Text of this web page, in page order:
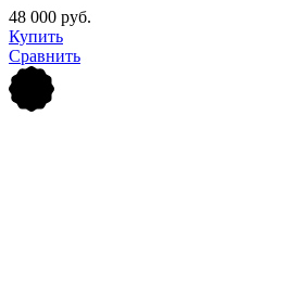
48 000 руб.
Купить
Сравнить